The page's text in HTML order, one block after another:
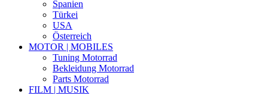
Spanien
Türkei
USA
Österreich
MOTOR | MOBILES
Tuning Motorrad
Bekleidung Motorrad
Parts Motorrad
FILM | MUSIK